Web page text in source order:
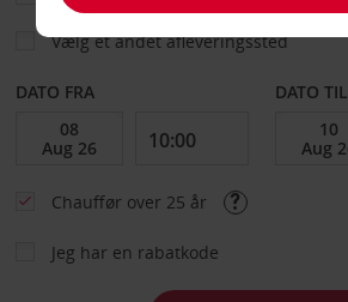
Vælg et andet afleveringssted
DATO FRA DATO TIL
Chauffør over 25 år
Jeg har en rabatkode